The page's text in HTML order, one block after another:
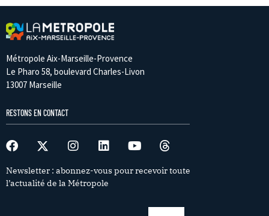
Métropole Aix-Marseille-Provence
Le Pharo 58, boulevard Charles-Livon
13007 Marseille
RESTONS EN CONTACT
Newsletter : abonnez-vous pour recevoir toute
l’actualité de la Métropole